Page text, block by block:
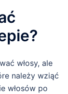
włosy, ale
należy wziąć
włosów po